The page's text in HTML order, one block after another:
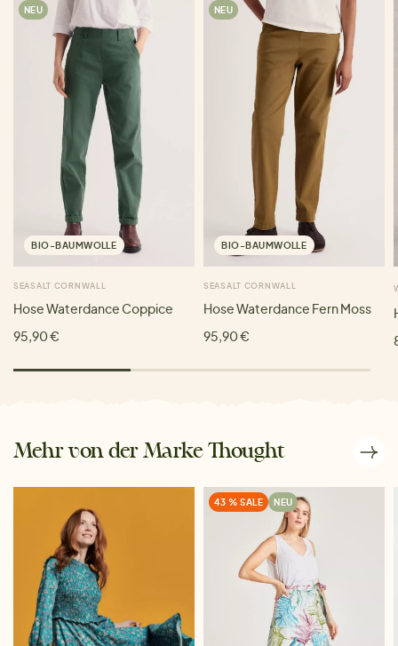
NEU
BIO-BAUMWOLLE
SEASALT CORNWALL
Hose Waterdance Coppice
95,90 €
NEU
BIO-BAUMWOLLE
SEASALT CORNWALL
Hose Waterdance Fern Moss
95,90 €
Mehr von der Marke Thought
43 % SALE NEU